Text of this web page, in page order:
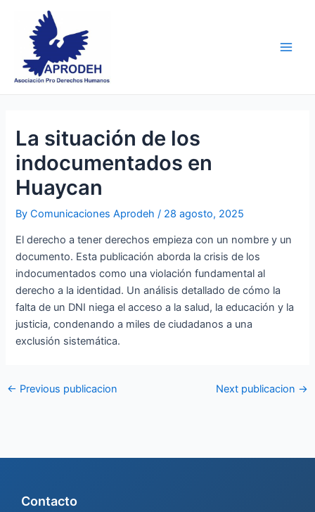
content
La situación de los
indocumentados en
Huaycan
ByComunicaciones Aprodeh/ 28 agosto, 2025
El derecho a tener derechos empieza con un nombre y un
documento. Esta publicación aborda la crisis de los
indocumentados como una violación fundamental al
derecho a la identidad. Un análisis detallado de cómo la
falta de un DNI niega el acceso a la salud, la educación y la
justicia, condenando a miles de ciudadanos a una
exclusión sistemática.
navigation
← Previous publicacion Next publicacion →
Contacto